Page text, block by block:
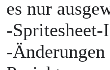
es nur
-
-